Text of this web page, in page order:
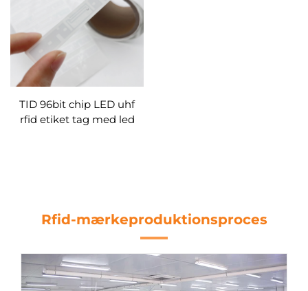
TID 96bit chip LED uhf
rfid etiket tag med led
Rfid-mærkeproduktionsproces